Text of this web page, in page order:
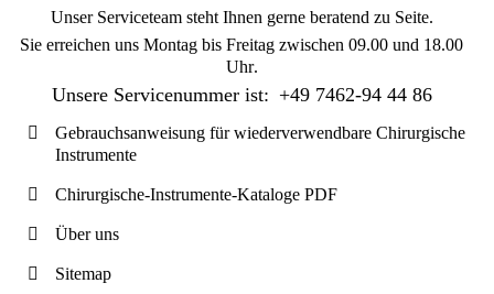
Unser Serviceteam steht Ihnen gerne beratend zu Seite.
Sie erreichen uns Montag bis Freitag zwischen 09.00 und 18.00
Uhr.
Unsere Servicenummer ist: +49 7462-94 44 86
Gebrauchsanweisung für wiederverwendbare Chirurgische
Instrumente
Chirurgische-Instrumente-Kataloge PDF
Über uns
Sitemap